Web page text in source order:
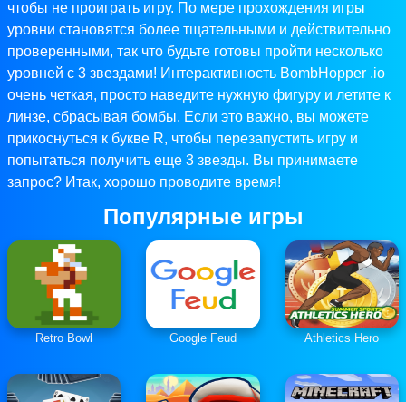
чтобы не проиграть игру. По мере прохождения игры
уровни становятся более тщательными и действительно
проверенными, так что будьте готовы пройти несколько
уровней с 3 звездами! Интерактивность BombHopper .io
очень четкая, просто наведите нужную фигуру и летите к
линзе, сбрасывая бомбы. Если это важно, вы можете
прикоснуться к букве R, чтобы перезапустить игру и
попытаться получить еще 3 звезды. Вы принимаете
запрос? Итак, хорошо проводите время!
Популярные игры
Retro Bowl Google Feud Athletics Hero